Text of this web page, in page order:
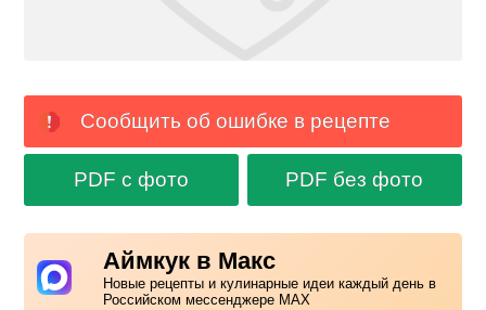
Сообщить об ошибке в рецепте
PDF с фото PDF без фото
Аймкук в Макс
Новые рецепты и кулинарные идеи каждый день в
Российском мессенджере MAX